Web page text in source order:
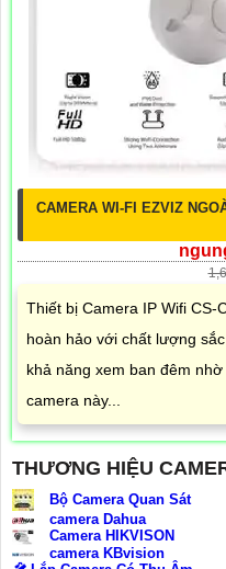
CAMERA WI-FI EZVIZ
Thiết bị Camera IP Wifi CS-
hoàn hảo với chất lượng
khả năng xem ban đêm
camera này...
THƯƠNG HIỆU
Bộ Camera Quan Sát
camera Dahua
Camera HIKVISON
camera KBvision